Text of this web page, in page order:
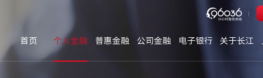
首页 个人金融 普惠金融 公司金融 电子银行 关于长江